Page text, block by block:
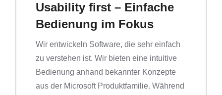
Usability first – Einfache
Bedienung im Fokus
Wir entwickeln Software, die sehr einfach
zu verstehen ist. Wir bieten eine intuitive
Bedienung anhand bekannter Konzepte
aus der Microsoft Produktfamilie. Während